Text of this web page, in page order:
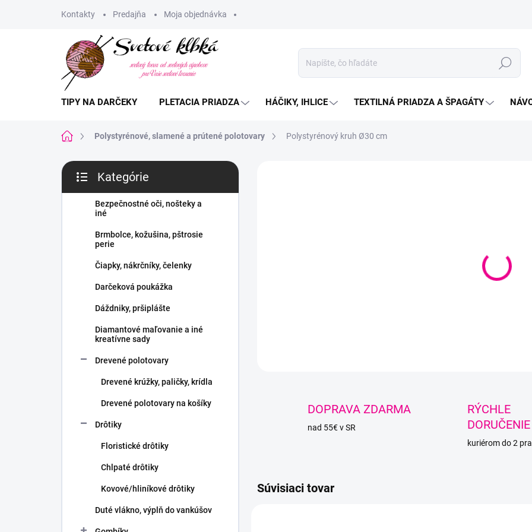
Kontakty Predajňa Moja objednávka
Hľadať
TIPY NA DARČEKY PLETACIA PRIADZA HÁČIKY, IHLICE TEXTILNÁ PRIADZA A ŠPAGÁTY
DomovPolystyrénové, slamené a prútené polotovary Polystyrénový kruh Ø30 cm
B
č
kategórie
Kategórie
Bezpečnostné oči, nošteky a
iné
Brmbolce, kožušina, pštrosie
perie
Čiapky, nákrčníky, čelenky
Darčeková poukážka
Dáždniky, pršiplášte
Diamantové maľovanie a iné
kreatívne sady
Drevené polotovary
Drevené krúžky, paličky, krídla
Drevené polotovary na košíky
Drôtiky
Floristické drôtiky
Chlpaté drôtiky
Kovové/hliníkové drôtiky
Duté vlákno, výplň do vankúšov
DOPRAVA ZDARMA
nad 55€ v SR
RÝCHLE
DORUČENIE
kuriérom do 2
Súvisiaci tovar